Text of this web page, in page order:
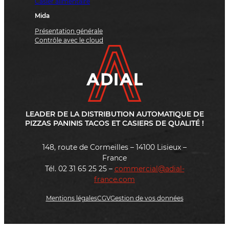
Mida
Présentation générale
Contrôle avec le cloud
LEADER DE LA DISTRIBUTION AUTOMATIQUE DE
PIZZAS PANINIS TACOS ET CASIERS DE QUALITÉ !
148, route de Cormeilles – 14100 Lisieux –
France
Tél. 02 31 65 25 25 – commercial@adial-
france.com
Mentions légalesCGVGestion de vos données